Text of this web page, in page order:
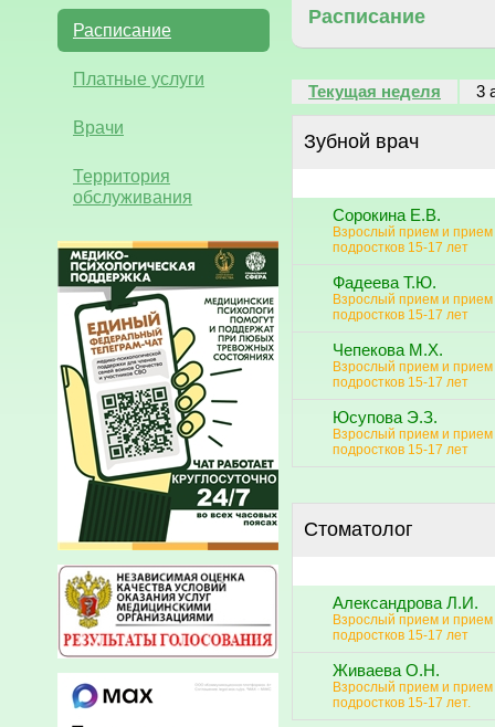
Расписание
Платные услуги
Врачи
Территория
обслуживания
Расписание
Текущая неделя 3
Зубной врач
Сорокина Е.В.
Взрослый прием и прием
подростков 15-17 лет
Фадеева Т.Ю.
Взрослый прием и прием
подростков 15-17 лет
Чепекова М.Х.
Взрослый прием и прием
подростков 15-17 лет
Юсупова Э.З.
Взрослый прием и прием
подростков 15-17 лет
Стоматолог
Александрова Л.И.
Взрослый прием и прием
подростков 15-17 лет
Живаева О.Н.
Взрослый прием и прием
подростков 15-17 лет.